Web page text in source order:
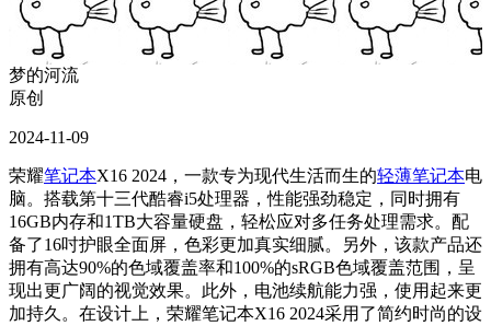
梦的河流
原创
2024-11-09
荣耀笔记本X16 2024，一款专为现代生活而生的轻薄笔记本电
脑。搭载第十三代酷睿i5处理器，性能强劲稳定，同时拥有
16GB内存和1TB大容量硬盘，轻松应对多任务处理需求。配
备了16吋护眼全面屏，色彩更加真实细腻。另外，该款产品还
拥有高达90%的色域覆盖率和100%的sRGB色域覆盖范围，呈
现出更广阔的视觉效果。此外，电池续航能力强，使用起来更
加持久。在设计上，荣耀笔记本X16 2024采用了简约时尚的设